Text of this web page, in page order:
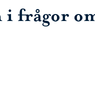
i frågor